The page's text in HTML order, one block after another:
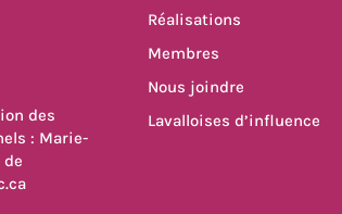
des
: Marie-
de
Réalisations
Membres
Nous joindre
Lavalloises d’influence